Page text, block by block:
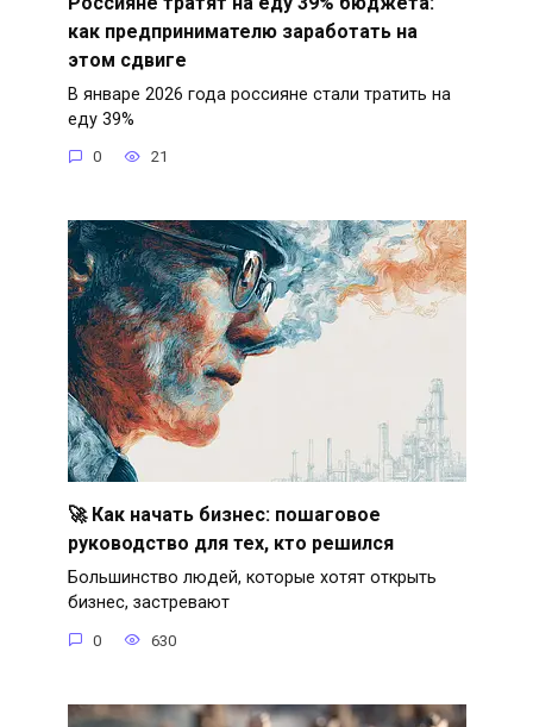
как предпринимателю заработать на
этом сдвиге
В январе 2026 года россияне стали тратить на
еду 39%
0 21
🚀 Как начать бизнес: пошаговое
руководство для тех, кто решился
Большинство людей, которые хотят открыть
бизнес, застревают
0 630